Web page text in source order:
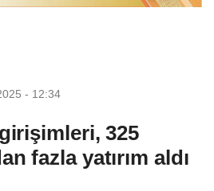
- 12:34
325
fazla yatırım aldı